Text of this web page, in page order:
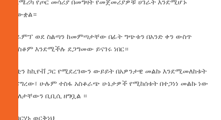
ታውቋል።
ትራምፕ ወደ ስልጣን ከመምጣታቸው በፊት ግጭቱን በአንድ ቀን ውስጥ
ማስቆም እንደሚችሉ ደጋግመው ይናገሩ ነበር።
ፑቲን ከኪየቭ ጋር የሚደረገውን ውይይት በአዎንታዊ መልኩ እንደሚመለከቱት
ተናግረው፣ ሁሉም ተስፋ አስቆራጭ ሁኔታዎች የሚከሰቱት በተጋነነ መልኩ ነው
ማለታቸውን ቢቢሲ ዘግቧል ።
በብርሃኑ ወርቅነህ